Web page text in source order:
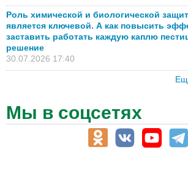
Роль химической и биологической
является ключевой. А как повысить
заставить работать каждую каплю
решение
30.07.2026 17:40
Мы в соцсетях